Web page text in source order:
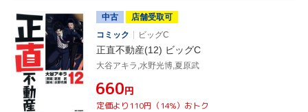
中古
店舗受取可
コミック
ビッグC
正直不動産(12) ビッグC
大谷アキラ,水野光博,夏原武
¥660円
定価より110円（14%）おトク